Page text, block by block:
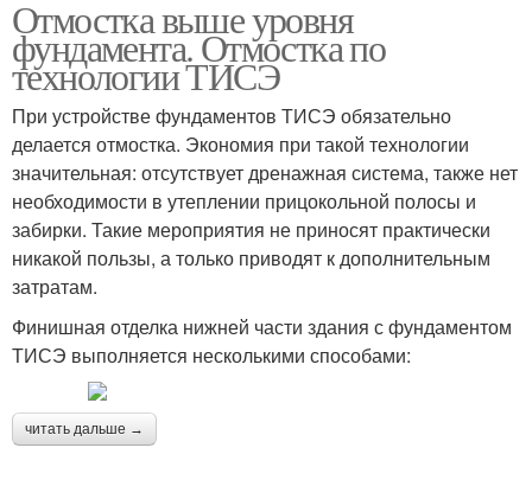
Отмостка выше уровня
фундамента. Отмостка по
технологии ТИСЭ
При устройстве фундаментов ТИСЭ обязательно
делается отмостка. Экономия при такой технологии
значительная: отсутствует дренажная система, также нет
необходимости в утеплении прицокольной полосы и
забирки. Такие мероприятия не приносят практически
никакой пользы, а только приводят к дополнительным
затратам.
Финишная отделка нижней части здания с фундаментом
ТИСЭ выполняется несколькими способами:
читать дальше →